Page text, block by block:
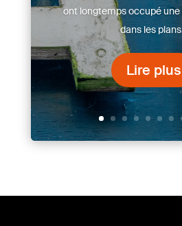
ont longtemps occupé
dans les
Lire plus